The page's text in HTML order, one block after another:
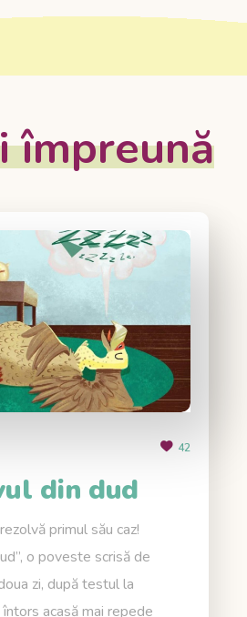
împreună
42
din dud
primul său caz!
o poveste scrisă de
zi, după testul la
acasă mai repede